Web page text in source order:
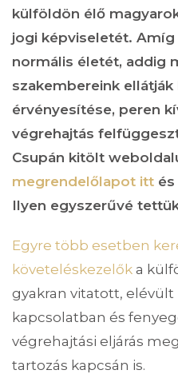
külföldön élő
jogi képviseletét.
normális életét, addig
szakembereink
érvényesítése, peren
végrehajtás
Csupán kitölt
megrendelőlapot itt
Ilyen egyszerűvé
Egyre több esetben
követeléskezelők a
gyakran vitatott, elévült
kapcsolatban és
végrehajtási eljárás
tartozás kapcsán is.